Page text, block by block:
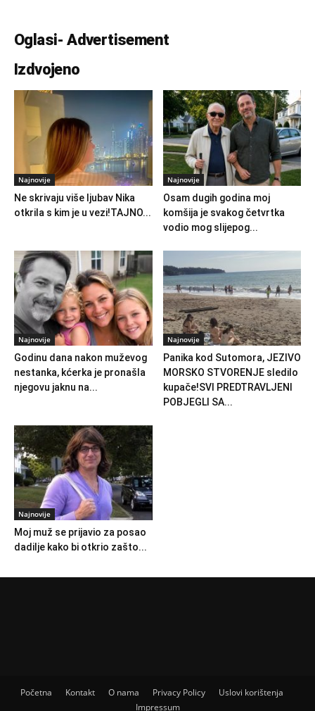
Oglasi- Advertisement
Izdvojeno
Najnovije
Ne skrivaju više ljubav Nika
otkrila s kim je u vezi!TAJNO...
Najnovije
Osam dugih godina moj
komšija je svakog četvrtka
vodio mog slijepog...
Najnovije
Godinu dana nakon muževog
nestanka, kćerka je pronašla
njegovu jaknu na...
Najnovije
Panika kod Sutomora, JEZIVO
MORSKO STVORENJE sledilo
kupače!SVI PREDTRAVLJENI
POBJEGLI SA...
Najnovije
Moj muž se prijavio za posao
dadilje kako bi otkrio zašto...
Početna Kontakt O nama Privacy Policy
Uslovi korištenja
Impressum